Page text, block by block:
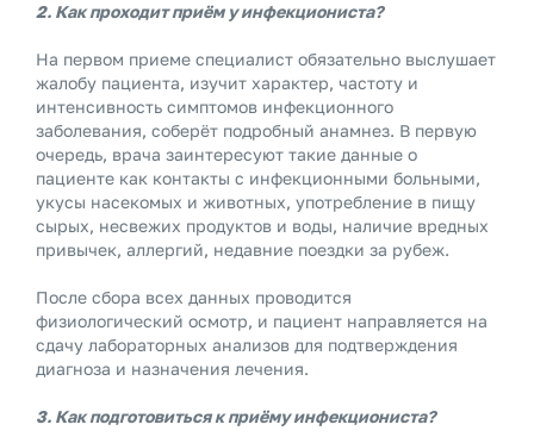
2. Как проходит приём у инфекциониста?
На первом приеме специалист обязательно выслушает
жалобу пациента, изучит характер, частоту и
интенсивность симптомов инфекционного
заболевания, соберёт подробный анамнез. В первую
очередь, врача заинтересуют такие данные о
пациенте как контакты с инфекционными больными,
укусы насекомых и животных, употребление в пищу
сырых, несвежих продуктов и воды, наличие вредных
привычек, аллергий, недавние поездки за рубеж.
После сбора всех данных проводится
физиологический осмотр, и пациент направляется на
сдачу лабораторных анализов для подтверждения
диагноза и назначения лечения.
3. Как подготовиться к приёму инфекциониста?